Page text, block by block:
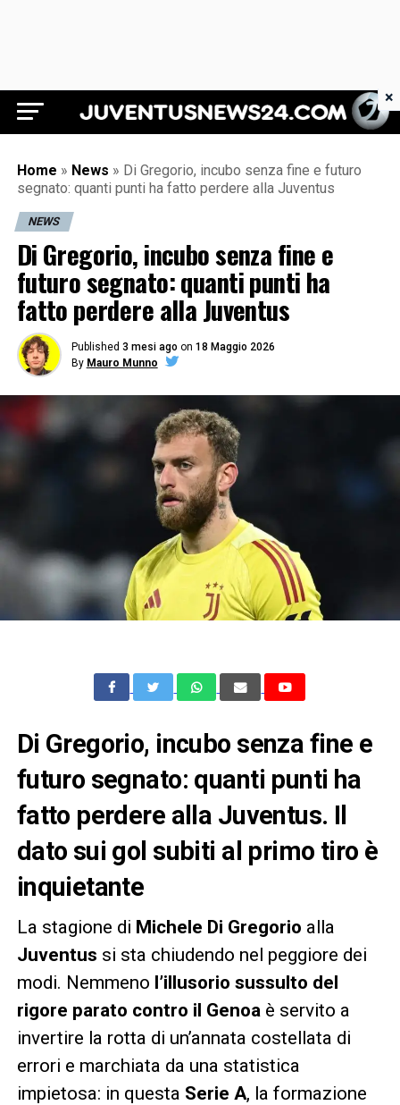
Juventus News 24
Home » News » Di Gregorio, incubo senza fine e futuro
segnato: quanti punti ha fatto perdere alla Juventus
NEWS
Di Gregorio, incubo senza fine e
futuro segnato: quanti punti ha
fatto perdere alla Juventus
Published 3 mesi ago on 18 Maggio 2026
By Mauro Munno
Di Gregorio, incubo senza fine e
futuro segnato: quanti punti ha
fatto perdere alla Juventus. Il
dato sui gol subiti al primo tiro è
inquietante
La stagione di Michele Di Gregorio alla
Juventus si sta chiudendo nel peggiore dei
modi. Nemmeno l’illusorio sussulto del
rigore parato contro il Genoaè servito a
invertire la rotta di un’annata costellata di
errori e marchiata da una statistica
impietosa: in questa Serie A, la formazione
×